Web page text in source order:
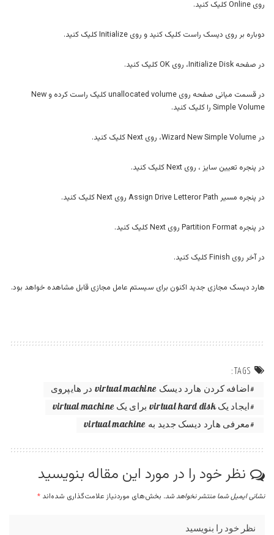
روی Online کلیک کنید.
دوباره بر روی دیسک راست کلیک کنید و روی Initialize کلیک کنید.
در صفحه Initialize Disk، روی OK کلیک کنید.
در قسمت میانی صفحه روی unallocated volume کلیک راست کرده و New
Simple Volume را کلیک کنید.
در Wizard New Simple Volume، روی Next کلیک کنید.
در پنجره تعیین سایز ، روی Next کلیک کنید.
در پنجره مسیر Assign Drive Letteror Path روی Next کلیک کنید.
در پنجره Partition Format روی Next کلیک کنید.
در آخر روی Finish کلیک کنید.
هارد دیسک مجازی جدید اکنون برای سیستم عامل مجازی قابل مشاهده خواهد بود.
TAGS:
اضافه کردن هارد دیسک virtual machine در هایپروی
ایجاد یک virtual hard disk برای یک virtual machine
معرفی هارد دیسک جدید به virtual machine
نظر خود را در مورد این مقاله بنویسید
نشانی ایمیل شما منتشر نخواهد شد. بخش‌های موردنیاز علامت‌گذاری شده‌اند *